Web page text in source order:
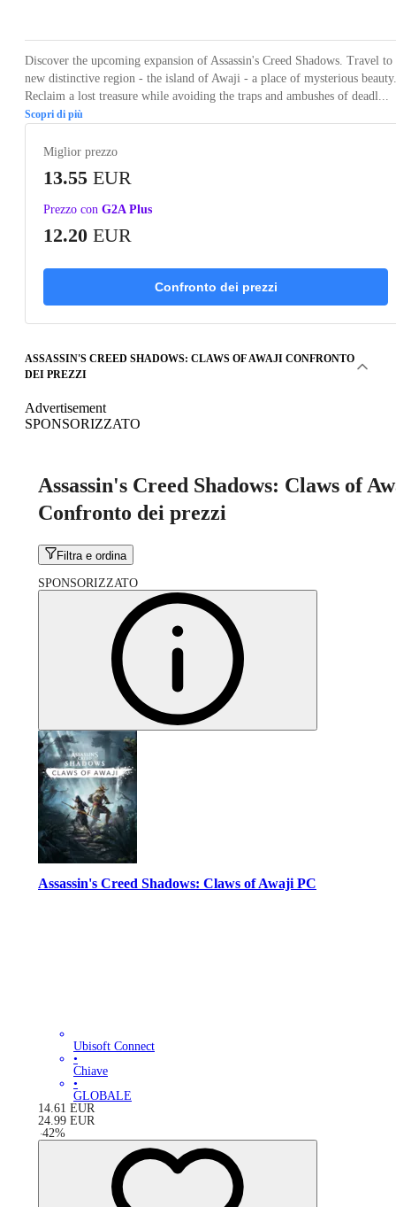
Discover the upcoming expansion of Assassin's Creed Shadows. Travel to
new distinctive region - the island of Awaji - a place of mysterious beauty.
Reclaim a lost treasure while avoiding the traps and ambushes of deadl...
Scopri di più
Miglior prezzo
13.55 EUR
Prezzo con G2A Plus
12.20 EUR
Confronto dei prezzi
ASSASSIN'S CREED SHADOWS: CLAWS OF AWAJI CONFRONTO
DEI PREZZI
Advertisement
SPONSORIZZATO
Assassin's Creed Shadows: Claws of
Confronto dei prezzi
Filtra e ordina
SPONSORIZZATO
Assassin's Creed Shadows: Claws of Awaji PC
Ubisoft Connect
•
Chiave
•
GLOBALE
14.61 EUR
24.99 EUR
-42%